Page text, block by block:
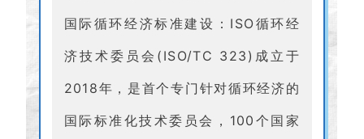
国际循环经济标准建设：ISO循环经
济技术委员会(ISO/TC 323)成立于
2018年，是首个专门针对循环经济的
国际标准化技术委员会，100个国家